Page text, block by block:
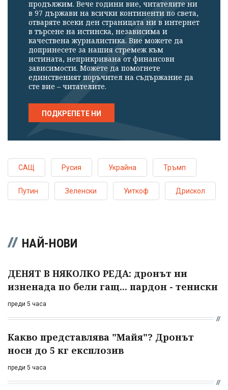
продължим. Вече години вие, читателите ни
в 97 държави на всички континенти по света,
отваряте всеки ден страницата ни в интернет
в търсене на истинска, независима и
качествена журналистика. Вие можете да
допринесете за нашия стремеж към
истината, неприкривана от финансови
зависимости. Можете да помогнете
единственият поръчител на съдържание да
сте вие – читателите.
ПОДКРЕПЕТЕ НИ
САЩ Русия Украйна Тръмп
Путин Зеленски Уиткоф Дрискол
НАЙ-НОВИ
ДЕНЯТ В НЯКОЛКО РЕДА: дронът ни
изненада по бели гащ... пардон - тениски
преди 5 часа
Какво представлява "Майя"? Дронът
носи до 5 кг експлозив
преди 5 часа